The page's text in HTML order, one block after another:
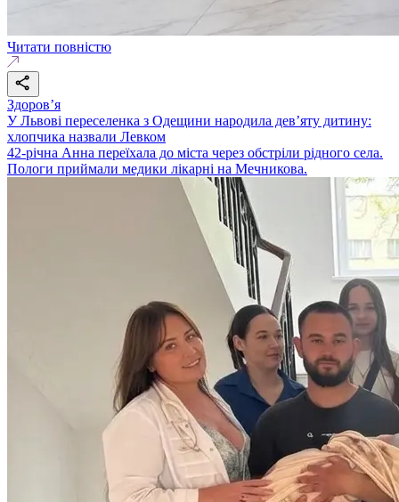
Читати повністю
Здоровʼя
У Львові переселенка з Одещини народила дев’яту дитину:
хлопчика назвали Левком
42-річна Анна переїхала до міста через обстріли рідного села.
Пологи приймали медики лікарні на Мечникова.